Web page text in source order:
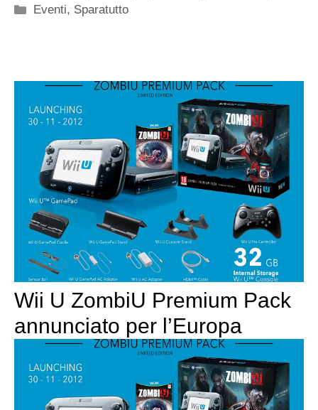
Categorie
Eventi, Sparatutto
Wii U ZombiU Premium Pack
annunciato per l’Europa